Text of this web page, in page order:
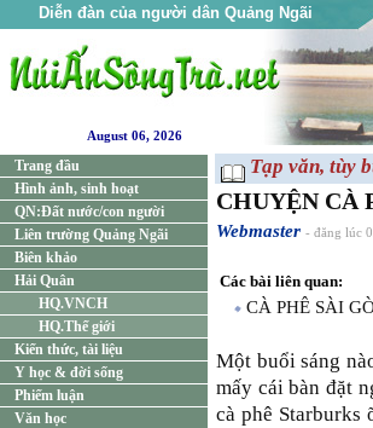
Diễn đàn của người dân Quảng Ngãi
August 06, 2026
Trang đầu
Hình ảnh, sinh hoạt
QN:Đất nước/con người
Liên trường Quảng Ngãi
Biên khảo
Hải Quân
HQ.VNCH
HQ.Thế giới
Kiến thức, tài liệu
Y học & đời sống
Phiếm luận
Văn học
Tạp văn, tùy
CHUYỆN CÀ
Webmaster - đăng lúc
Các bài liên quan:
CÀ PHÊ SÀI
Một buổi sáng
mấy cái bàn đặt
cà phê